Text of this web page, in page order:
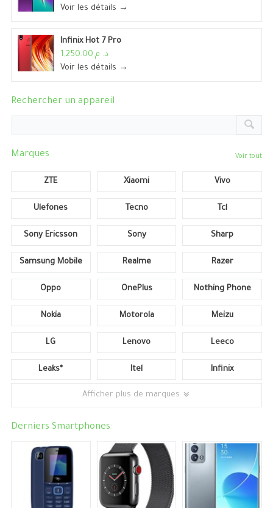
Voir les détails →
Infinix Hot 7 Pro
د. م.1,250.00
Voir les détails →
Rechercher un appareil
Marques Voir tout
ZTE Xiaomi Vivo
Ulefones Tecno Tcl
Sony Ericsson Sony Sharp
Samsung Mobile Realme Razer
Oppo OnePlus Nothing Phone
Nokia Motorola Meizu
LG Lenovo Leeco
Leaks* Itel Infinix
Afficher plus de marques
Derniers Smartphones